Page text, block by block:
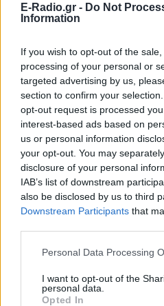
E-Radio.gr - Do Not
Information
If you wish to opt-out of the
processing of your personal or
targeted advertising by us,
section to confirm your
opt-out request is processed
interest-based ads based on
us or personal information
your opt-out. You may
disclosure of your personal
IAB’s list of downstream
also be disclosed by us to third
Downstream Participants that
Personal Data Processing
I want to opt-out of the
personal data.
Opted In
«Κατέστρεψες τη ζωή σου
ένας άλλος χρήστης.